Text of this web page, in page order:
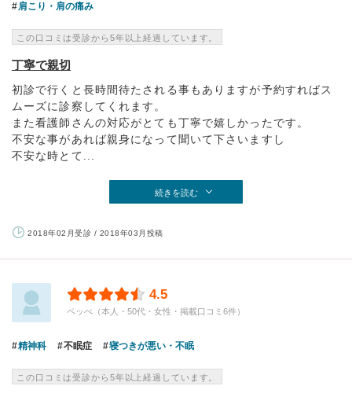
肩こり・肩の痛み
この口コミは受診から5年以上経過しています。
丁寧で親切
初診で行くと長時間待たされる事もありますが予約すればス
ムーズに診察してくれます。
また看護師さんの対応がとても丁寧で嬉しかったです。
不安な事があれば親身になって聞いて下さいますし
不安な時とて...
続きを読む
2018年02月受診 / 2018年03月投稿
4.5
ペッぺ（本人・50代・女性・掲載口コミ6件）
精神科 不眠症 寝つきが悪い・不眠
この口コミは受診から5年以上経過しています。